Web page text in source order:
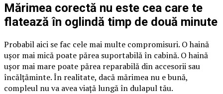
Mărimea corectă nu este cea care te
flatează în oglindă timp de două minute
Probabil aici se fac cele mai multe compromisuri. O haină
ușor mai mică poate părea suportabilă în cabină. O haină
ușor mai mare poate părea reparabilă din accesorii sau
încălțăminte. În realitate, dacă mărimea nu e bună,
compleul nu va avea viață lungă în dulapul tău.